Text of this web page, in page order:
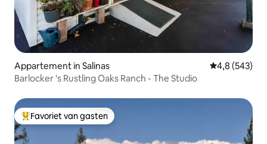
Appartement in Salinas Gemiddelde
4,8 (543)
Barlocker 's Rustling Oaks Ranch - The Studio
Topfavoriet van gasten
Favoriet van gasten